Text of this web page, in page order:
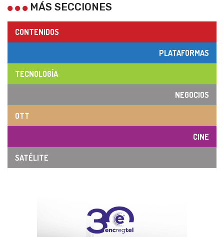
MÁS SECCIONES
CONTENIDOS
PLATAFORMAS
TECNOLOGÍA
NEGOCIOS
OTT
CINE
SATÉLITE